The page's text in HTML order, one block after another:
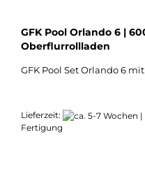
GFK Pool Orlando 6 |
Oberflurrollladen
GFK Pool Set Orlando 6
Lieferzeit:
Fertigung